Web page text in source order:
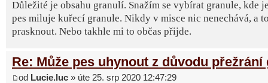
Důležité je obsahu granulí. Snažím se vybírat granule, kde
pes miluje kuřecí granule. Nikdy v misce nic nenechává, a
prasknout. Nebo takhle mi to občas přijde.
Re: Může pes uhynout z důvodu přežrání
od Lucie.luc » úte 25. srp 2020 12:47:29